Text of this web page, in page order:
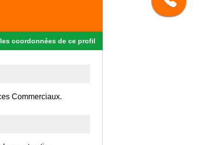
les coordonnées de ce profil
Commerciaux.